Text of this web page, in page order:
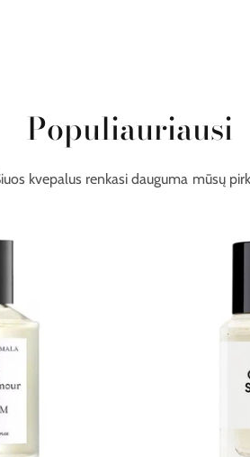
Populiauriausi
kvepalus renkasi dauguma mūsų